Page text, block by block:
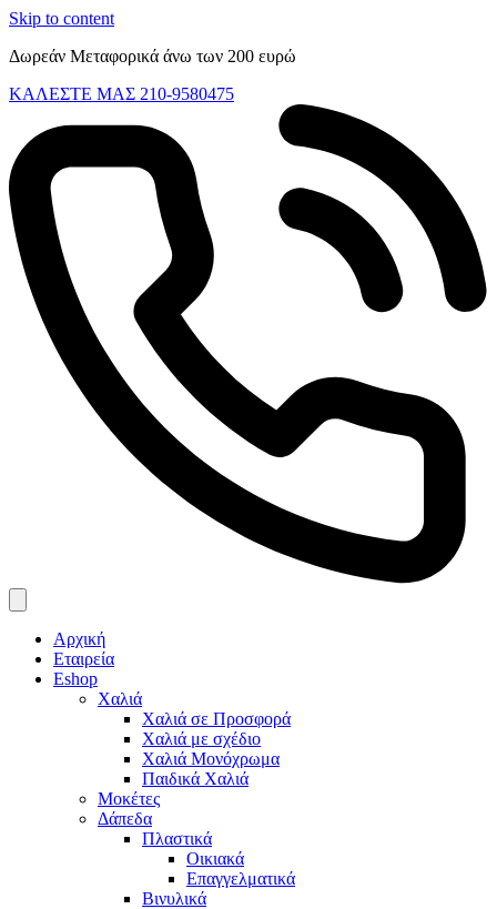
Skip to content
Δωρεάν Μεταφορικά άνω των 200 ευρώ
ΚΑΛΕΣΤΕ ΜΑΣ 210-9580475
Αρχική
Εταιρεία
Eshop
Χαλιά
Χαλιά σε Προσφορά
Χαλιά με σχέδιο
Χαλιά Μονόχρωμα
Παιδικά Χαλιά
Μοκέτες
Δάπεδα
Πλαστικά
Οικιακά
Επαγγελματικά
Βινυλικά